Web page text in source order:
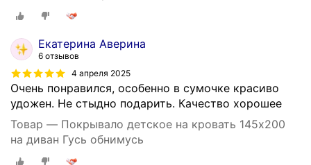
Екатерина Аверина
6 отзывов
4 апреля 2025
Очень понравился, особенно в сумочке красиво
удожен. Не стыдно подарить. Качество хорошее
Товар — Покрывало детское на кровать 145х200
на диван Гусь обнимусь